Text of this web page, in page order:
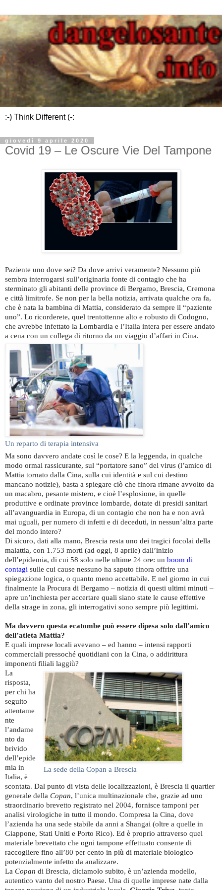
:-) Think Different (-:
giovedì 9 aprile 2020
Covid 19 – Le Oscure Vie Del Tampone
Paziente uno dove sei? Da dove arrivi veramente? Nessuno più
sembra interrogarsi sull’originaria fonte di contagio che ha
sterminato gli abitanti delle province di Bergamo, Brescia, Cremona
e città limitrofe. Se non per la bella notizia, arrivata qualche ora fa,
che è nata la bambina di Mattia, considerato da sempre il “paziente
uno”. Lo ricorderete, quel trentottenne alto e robusto di Codogno,
che avrebbe infettato la Lombardia e l’Italia intera per essere andato
a cena con un collega di ritorno da un viaggio d’affari in Cina.
Un reparto di terapia intensiva
Ma sono davvero andate così le cose? E la leggenda, in qualche
modo ormai rassicurante, sul “portatore sano” del virus (l’amico di
Mattia tornato dalla Cina, sulla cui identità e sul cui destino
mancano notizie), basta a spiegare ciò che finora rimane avvolto da
un macabro, pesante mistero, e cioè l’esplosione, in quelle
produttive e ordinate province lombarde, dotate di presidi sanitari
all’avanguardia in Europa, di un contagio che non ha e non avrà
mai uguali, per numero di infetti e di deceduti, in nessun’altra parte
del mondo intero?
Di sicuro, dati alla mano, Brescia resta uno dei tragici focolai della
malattia, con 1.753 morti (ad oggi, 8 aprile) dall’inizio
dell’epidemia, di cui 58 solo nelle ultime 24 ore: un boom di
contagi sulle cui cause nessuno ha saputo finora offrire una
spiegazione logica, o quanto meno accettabile. E nel giorno in cui
finalmente la Procura di Bergamo – notizia di questi ultimi minuti –
apre un’inchiesta per accertare quali siano state le cause effettive
della strage in zona, gli interrogativi sono sempre più legittimi.
Ma davvero questa ecatombe può essere dipesa solo dall’amico
dell’atleta Mattia?
E quali imprese locali avevano – ed hanno – intensi rapporti
commerciali pressoché quotidiani con la Cina, o addirittura
imponenti filiali laggiù?
La sede della Copan a Brescia
La
risposta,
per chi ha
seguito
attentame
nte
l’andame
nto da
brivido
dell’epide
mia in
Italia, è
scontata. Dal punto di vista delle localizzazioni, è Brescia il quartier
generale della Copan, l’unica multinazionale che, grazie ad uno
straordinario brevetto registrato nel 2004, fornisce tamponi per
analisi virologiche in tutto il mondo. Compresa la Cina, dove
l’azienda ha una sede stabile da anni a Shangai (oltre a quelle in
Giappone, Stati Uniti e Porto Rico). Ed è proprio attraverso quel
materiale brevettato che ogni tampone effettuato consente di
raccogliere fino all’80 per cento in più di materiale biologico
potenzialmente infetto da analizzare.
La Copan di Brescia, diciamolo subito, è un’azienda modello,
autentico vanto del nostro Paese. Una di quelle imprese nate dalla